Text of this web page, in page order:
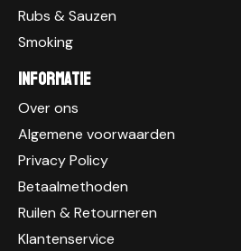
Rubs & Sauzen
Smoking
Informatie
Over ons
Algemene voorwaarden
Privacy Policy
Betaalmethoden
Ruilen & Retourneren
Klantenservice